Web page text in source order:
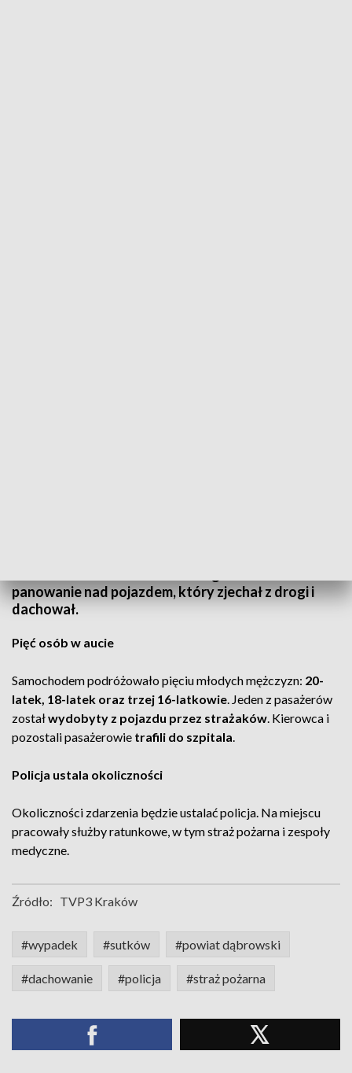
panowanie nad pojazdem, który zjechał z drogi i
dachował.
Pięć osób w aucie
Samochodem podróżowało pięciu młodych mężczyzn: 20-
latek, 18-latek oraz trzej 16-latkowie. Jeden z pasażerów
zostałwydobyty z pojazdu przez strażaków. Kierowca i
pozostali pasażerowie trafili do szpitala.
Policja ustala okoliczności
Okoliczności zdarzenia będzie ustalać policja. Na miejscu
pracowały służby ratunkowe, w tym straż pożarna i zespoły
medyczne.
Źródło: TVP3 Kraków
#wypadek #sutków #powiat dąbrowski
#dachowanie #policja #straż pożarna